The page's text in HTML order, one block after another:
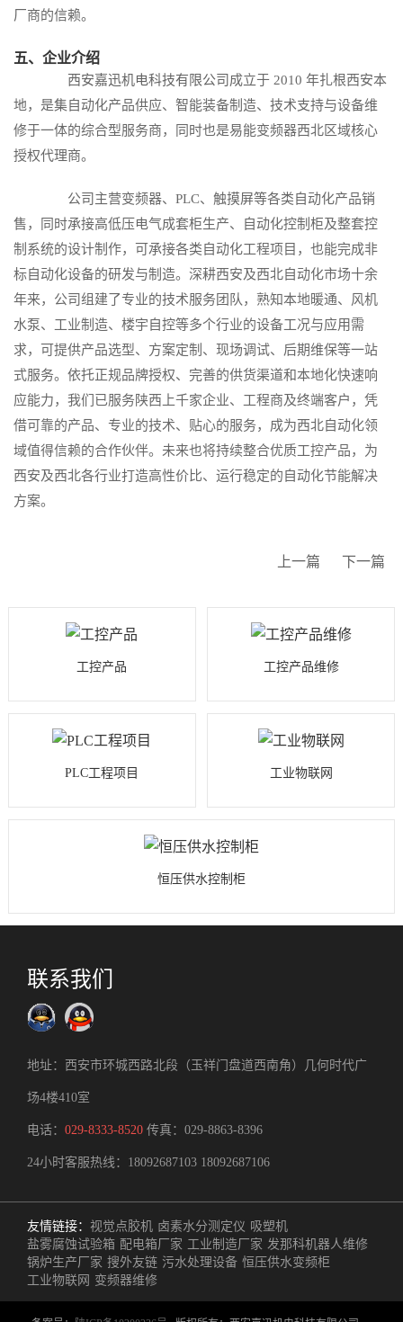
厂商的信赖。
五、企业介绍
西安嘉迅机电科技有限公司 成立于 2010 年扎根西安本
地，是集自动化产品供应、智能装备制造、技术支持与设备维
修于一体的综合型服务商，同时也是易能变频器西北区域核心
授权代理商。
公司主营变频器、PLC、触摸屏等各类自动化产品销
售，同时承接高低压电气成套柜生产、自动化控制柜及整套控
制系统的设计制作，可承接各类自动化工程项目，也能完成非
标自动化设备的研发与制造。深耕西安及西北自动化市场十余
年来，公司组建了专业的技术服务团队，熟知本地暖通、风机
水泵、工业制造、楼宇自控等多个行业的设备工况与应用需
求，可提供产品选型、方案定制、现场调试、后期维保等一站
式服务。依托正规品牌授权、完善的供货渠道和本地化快速响
应能力，我们已服务陕西上千家企业、工程商及终端客户，凭
借可靠的产品、专业的技术、贴心的服务，成为西北自动化领
域值得信赖的合作伙伴。未来也将持续整合优质工控产品，为
西安及西北各行业打造高性价比、运行稳定的自动化节能解决
方案。
上一篇 下一篇
工控产品 工控产品维修
PLC工程项目 工业物联网
恒压供水控制柜
联系我们
地址：西安市环城西路北段（玉祥门盘道西南角）几何时代广
场4楼410室
电话： 029-8333-8520 传真：029-8863-8396
24小时客服热线： 18092687103 18092687106
友情链接： 视觉点胶机 卤素水分测定仪 吸塑机
盐雾腐蚀试验箱 配电箱厂家 工业制造厂家 发那科机器人维修
锅炉生产厂家 搜外友链 污水处理设备 恒压供水变频柜
工业物联网 变频器维修